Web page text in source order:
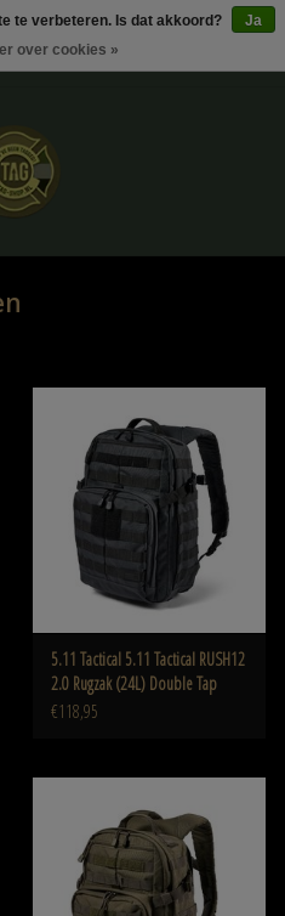
5.11 Tactical 5.11 Tactical RUSH12
2.0 Rugzak (24L) Double Tap
€118,95
te verbeteren. Is dat akkoord?
Ja
over cookies »